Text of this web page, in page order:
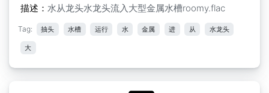
描述： 水从龙头水龙头流入大型金属水槽roomy.flac
Tag: 抽头 水槽 运行 水 金属 进 从 水龙头
大